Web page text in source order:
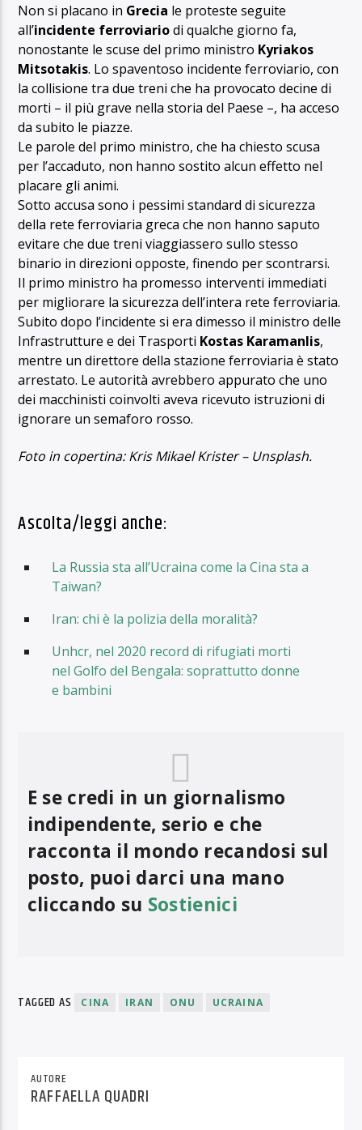
Non si placano in Grecia le proteste seguite
all’incidente ferroviariodi qualche giorno fa,
nonostante le scuse del primo ministro Kyriakos
Mitsotakis. Lo spaventoso incidente ferroviario, con
la collisione tra due treni che ha provocato decine di
morti – il più grave nella storia del Paese –, ha acceso
da subito le piazze.
Le parole del primo ministro, che ha chiesto scusa
per l’accaduto, non hanno sostito alcun effetto nel
placare gli animi.
Sotto accusa sono i pessimi standard di sicurezza
della rete ferroviaria greca che non hanno saputo
evitare che due treni viaggiassero sullo stesso
binario in direzioni opposte, finendo per scontrarsi.
Il primo ministro ha promesso interventi immediati
per migliorare la sicurezza dell’intera rete ferroviaria.
Subito dopo l’incidente si era dimesso il ministro delle
Infrastrutture e dei Trasporti Kostas Karamanlis,
mentre un direttore della stazione ferroviaria è stato
arrestato. Le autorità avrebbero appurato che uno
dei macchinisti coinvolti aveva ricevuto istruzioni di
ignorare un semaforo rosso.
Foto in copertina: Kris Mikael Krister – Unsplash.
Ascolta/leggi anche:
La Russia sta all’Ucraina come la Cina sta a
Taiwan?
Iran: chi è la polizia della moralità?
Unhcr, nel 2020 record di rifugiati morti
nel Golfo del Bengala: soprattutto donne
e bambini
E se credi in un giornalismo
indipendente, serio e che
racconta il mondo recandosi sul
posto, puoi darci una mano
cliccando su Sostienici
TAGGED AS CINA IRAN ONU UCRAINA
AUTORE
RAFFAELLA QUADRI